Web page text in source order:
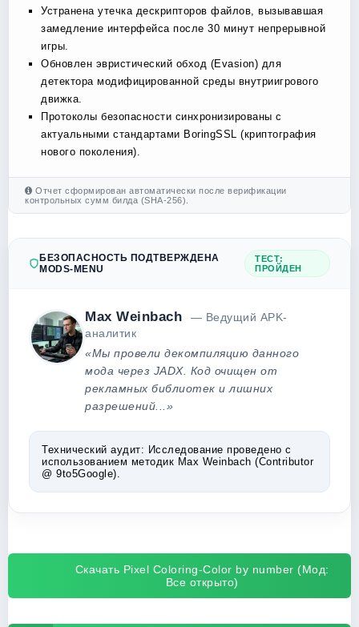
Устранена утечка дескрипторов файлов, вызывавшая
замедление интерфейса после 30 минут непрерывной
игры.
Обновлен эвристический обход (Evasion) для
детектора модифицированной среды внутриигрового
движка.
Протоколы безопасности синхронизированы с
актуальными стандартами BoringSSL (криптография
нового поколения).
Отчет сформирован автоматически после верификации
контрольных сумм билда (SHA-256).
БЕЗОПАСНОСТЬ ПОДТВЕРЖДЕНА
MODS-MENU
ТЕСТ:
ПРОЙДЕН
Max Weinbach
— Ведущий APK-
аналитик
«Мы провели декомпиляцию данного
мода через JADX. Код очищен от
рекламных библиотек и лишних
разрешений...»
Технический аудит: Исследование проведено с
использованием методик Max Weinbach (Contributor
@ 9to5Google).
Скачать Pixel Coloring-Color by number (Мод:
Все открыто)